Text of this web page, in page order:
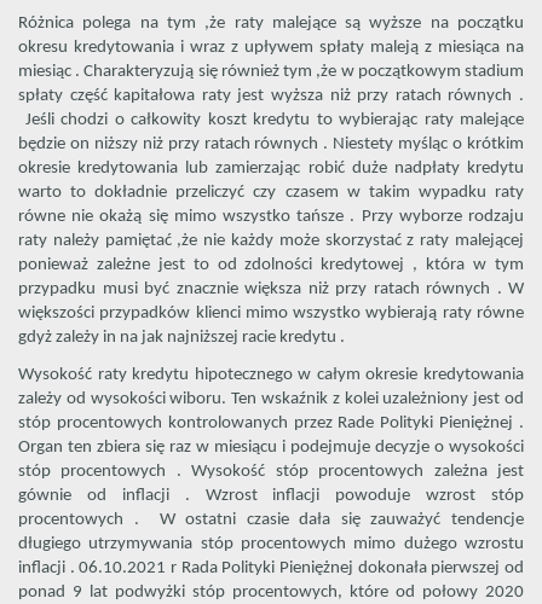
Różnica polega na tym ,że raty malejące są wyższe na początku
okresu kredytowania i wraz z upływem spłaty maleją z miesiąca na
miesiąc . Charakteryzują się również tym ,że w początkowym stadium
spłaty część kapitałowa raty jest wyższa niż przy ratach równych .
Jeśli chodzi o całkowity koszt kredytu to wybierając raty malejące
będzie on niższy niż przy ratach równych . Niestety myśląc o krótkim
okresie kredytowania lub zamierzając robić duże nadpłaty kredytu
warto to dokładnie przeliczyć czy czasem w takim wypadku raty
równe nie okażą się mimo wszystko tańsze . Przy wyborze rodzaju
raty należy pamiętać ,że nie każdy może skorzystać z raty malejącej
ponieważ zależne jest to od zdolności kredytowej , która w tym
przypadku musi być znacznie większa niż przy ratach równych . W
większości przypadków klienci mimo wszystko wybierają raty równe
gdyż zależy in na jak najniższej racie kredytu .
Wysokość raty kredytu hipotecznego w całym okresie kredytowania
zależy od wysokości wiboru. Ten wskaźnik z kolei uzależniony jest od
stóp procentowych kontrolowanych przez Rade Polityki Pieniężnej .
Organ ten zbiera się raz w miesiącu i podejmuje decyzje o wysokości
stóp procentowych . Wysokość stóp procentowych zależna jest
gównie od inflacji . Wzrost inflacji powoduje wzrost stóp
procentowych . W ostatni czasie dała się zauważyć tendencje
długiego utrzymywania stóp procentowych mimo dużego wzrostu
inflacji . 06.10.2021 r Rada Polityki Pieniężnej dokonała pierwszej od
ponad 9 lat podwyżki stóp procentowych, które od połowy 2020